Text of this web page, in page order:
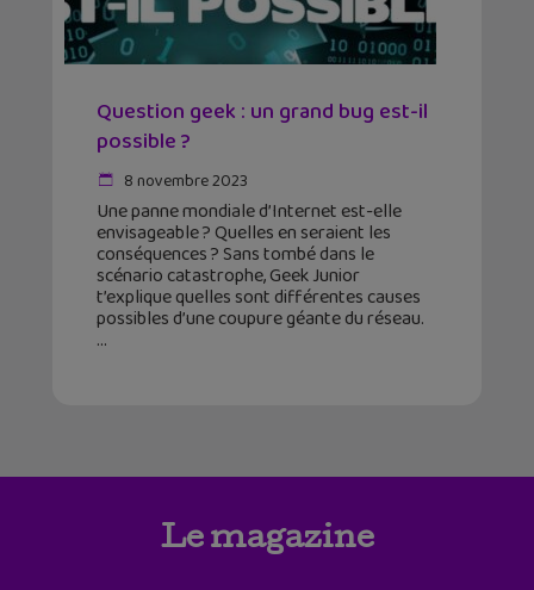
Question geek : un grand bug est-il
possible ?
8 novembre 2023
Une panne mondiale d’Internet est-elle
envisageable ? Quelles en seraient les
conséquences ? Sans tombé dans le
scénario catastrophe, Geek Junior
t’explique quelles sont différentes causes
possibles d’une coupure géante du réseau.
Le magazine